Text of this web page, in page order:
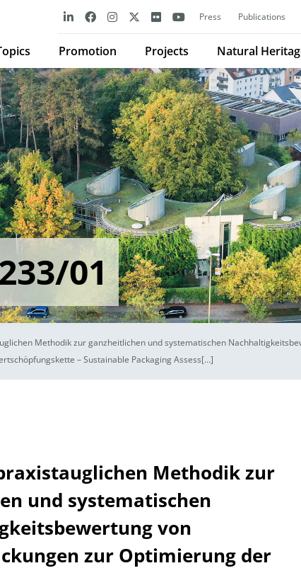
Press Publications
Promotion Projects Natural
01
Methodik zur ganzheitlichen und systematischen
– Sustainable Packaging Assess[…]
Methodik zur
und systematischen
von
zur Optimierung der